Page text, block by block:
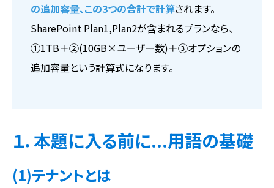
の追加容量、この3つの合計で計算されます。
SharePoint Plan1,Plan2が含まれるプランなら、
①1TB＋②(10GB×ユーザー数)＋③オプションの
追加容量という計算式になります。
１．本題に入る前に...用語の基礎
(1)テナントとは